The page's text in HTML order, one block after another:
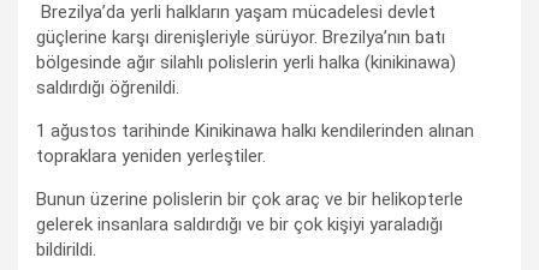
Brezilya’da yerli halkların yaşam mücadelesi devlet
güçlerine karşı direnişleriyle sürüyor. Brezilya’nın batı
bölgesinde ağır silahlı polislerin yerli halka (kinikinawa)
saldırdığı öğrenildi.
1 ağustos tarihinde Kinikinawa halkı kendilerinden alınan
topraklara yeniden yerleştiler.
Bunun üzerine polislerin bir çok araç ve bir helikopterle
gelerek insanlara saldırdığı ve bir çok kişiyi yaraladığı
bildirildi.